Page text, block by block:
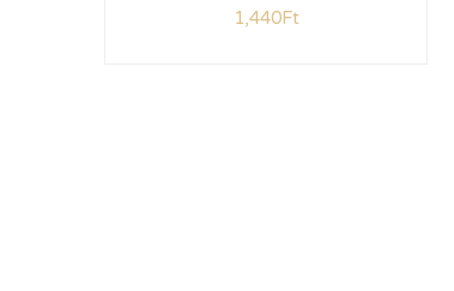
1,440Ft